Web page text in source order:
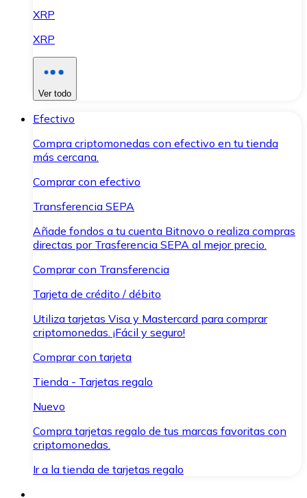
XRP
XRP
Ver todo
Efectivo
Compra criptomonedas con efectivo en tu tienda
más cercana.
Comprar con efectivo
Transferencia SEPA
Añade fondos a tu cuenta Bitnovo o realiza compras
directas por Trasferencia SEPA al mejor precio.
Comprar con Transferencia
Tarjeta de crédito / débito
Utiliza tarjetas Visa y Mastercard para comprar
criptomonedas. ¡Fácil y seguro!
Comprar con tarjeta
Tienda - Tarjetas regalo
Nuevo
Compra tarjetas regalo de tus marcas favoritas con
criptomonedas.
Ir a la tienda de tarjetas regalo